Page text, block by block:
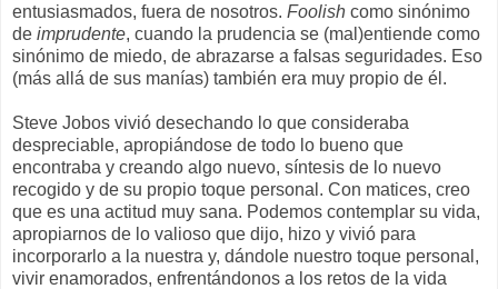
entusiasmados, fuera de nosotros. Foolish como sinónimo
de imprudente, cuando la prudencia se (mal)entiende como
sinónimo de miedo, de abrazarse a falsas seguridades. Eso
(más allá de sus manías) también era muy propio de él.
Steve Jobos vivió desechando lo que consideraba
despreciable, apropiándose de todo lo bueno que
encontraba y creando algo nuevo, síntesis de lo nuevo
recogido y de su propio toque personal. Con matices, creo
que es una actitud muy sana. Podemos contemplar su vida,
apropiarnos de lo valioso que dijo, hizo y vivió para
incorporarlo a la nuestra y, dándole nuestro toque personal,
vivir enamorados, enfrentándonos a los retos de la vida